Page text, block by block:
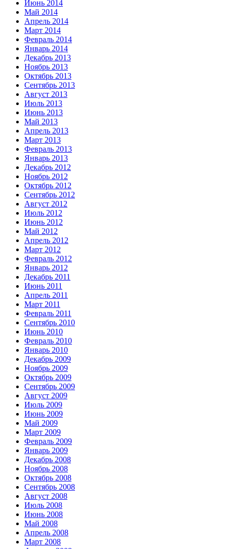
Июнь 2014
Май 2014
Апрель 2014
Март 2014
Февраль 2014
Январь 2014
Декабрь 2013
Ноябрь 2013
Октябрь 2013
Сентябрь 2013
Август 2013
Июль 2013
Июнь 2013
Май 2013
Апрель 2013
Март 2013
Февраль 2013
Январь 2013
Декабрь 2012
Ноябрь 2012
Октябрь 2012
Сентябрь 2012
Август 2012
Июль 2012
Июнь 2012
Май 2012
Апрель 2012
Март 2012
Февраль 2012
Январь 2012
Декабрь 2011
Июнь 2011
Апрель 2011
Март 2011
Февраль 2011
Сентябрь 2010
Июнь 2010
Февраль 2010
Январь 2010
Декабрь 2009
Ноябрь 2009
Октябрь 2009
Сентябрь 2009
Август 2009
Июль 2009
Июнь 2009
Май 2009
Март 2009
Февраль 2009
Январь 2009
Декабрь 2008
Ноябрь 2008
Октябрь 2008
Сентябрь 2008
Август 2008
Июль 2008
Июнь 2008
Май 2008
Апрель 2008
Март 2008